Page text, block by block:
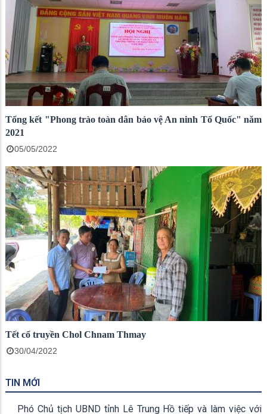
Tổng kết "Phong trào toàn dân bảo vệ An ninh Tổ Quốc" năm
2021
05/05/2022
Tết cổ truyền Chol Chnam Thmay
30/04/2022
TIN MỚI
Phó Chủ tịch UBND tỉnh Lê Trung Hồ tiếp và làm việc với